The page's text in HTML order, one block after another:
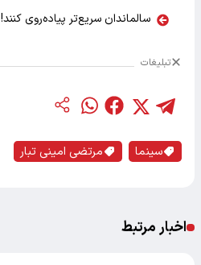
سالماندان سریع‌تر پیاده‌روی کنند!
تبلیغات
سینما مرتضی امینی تبار
اخبار مرتبط